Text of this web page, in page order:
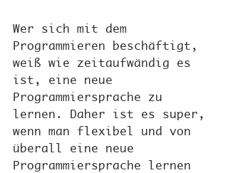
Wer sich mit dem
Programmieren beschäftigt,
weiß wie zeitaufwändig es
ist, eine neue
Programmiersprache zu
lernen. Daher ist es super,
wenn man flexibel und von
überall eine neue
Programmiersprache lernen